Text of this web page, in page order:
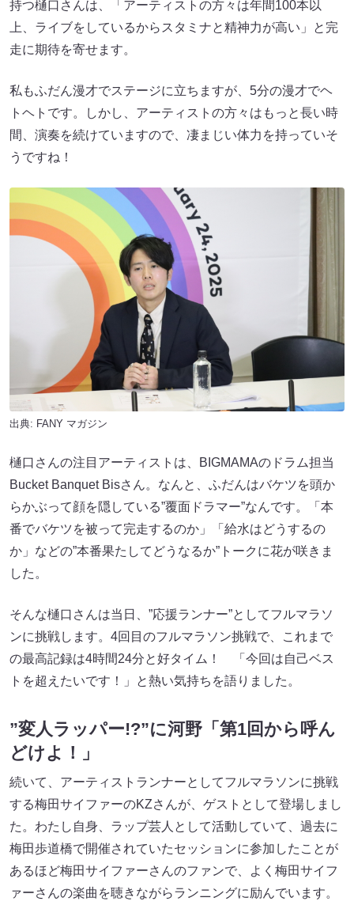
持つ樋口さんは、「アーティストの方々は年間100本以
上、ライブをしているからスタミナと精神力が高い」と完
走に期待を寄せます。
私もふだん漫才でステージに立ちますが、5分の漫才でヘ
トヘトです。しかし、アーティストの方々はもっと長い時
間、演奏を続けていますので、凄まじい体力を持っていそ
うですね！
出典: FANY マガジン
樋口さんの注目アーティストは、BIGMAMAのドラム担当
Bucket Banquet Bisさん。なんと、ふだんはバケツを頭か
らかぶって顔を隠している”覆面ドラマー”なんです。「本
番でバケツを被って完走するのか」「給水はどうするの
か」などの”本番果たしてどうなるか”トークに花が咲きま
した。
そんな樋口さんは当日、”応援ランナー”としてフルマラソ
ンに挑戦します。4回目のフルマラソン挑戦で、これまで
の最高記録は4時間24分と好タイム！ 「今回は自己ベス
トを超えたいです！」と熱い気持ちを語りました。
”変人ラッパー!?”に河野「第1回から呼ん
どけよ！」
続いて、アーティストランナーとしてフルマラソンに挑戦
する梅田サイファーのKZさんが、ゲストとして登場しまし
た。わたし自身、ラップ芸人として活動していて、過去に
梅田歩道橋で開催されていたセッションに参加したことが
あるほど梅田サイファーさんのファンで、よく梅田サイフ
ァーさんの楽曲を聴きながらランニングに励んでいます。